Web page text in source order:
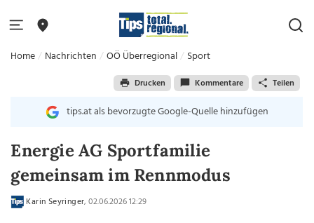
Home Nachrichten OÖ Überregional Sport
Drucken Kommentare Teilen
tips.at als bevorzugte Google-Quelle hinzufügen
Energie AG Sportfamilie
gemeinsam im Rennmodus
Karin Seyringer, 02.06.2026 12:29